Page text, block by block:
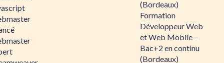
(Bordeaux)
Formation
Développeur Web
et Web Mobile –
Bac+2 en continu
(Bordeaux)